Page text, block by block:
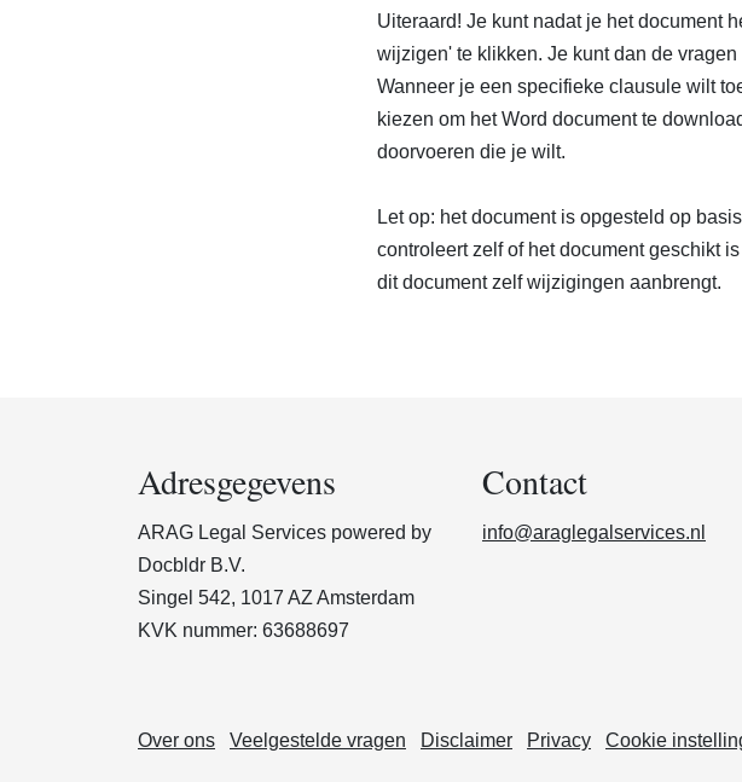
Uiteraard! Je kunt nadat je het document
wijzigen' te klikken. Je kunt dan de
Wanneer je een specifieke clausule wilt
kiezen om het Word document te
doorvoeren die je wilt.
Let op: het document is opgesteld op
controleert zelf of het document geschikt
dit document zelf wijzigingen aanbrengt.
Adresgegevens
ARAG Legal Services powered by
Docbldr B.V.
Singel 542, 1017 AZ Amsterdam
KVK nummer: 63688697
Contact
info@araglegalservices.nl
Over ons Veelgestelde vragen Disclaimer Privacy Cookie